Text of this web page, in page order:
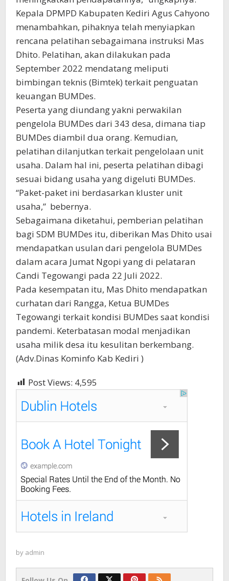
Kepala DPMPD Kabupaten Kediri Agus Cahyono
menambahkan, pihaknya telah menyiapkan
rencana pelatihan sebagaimana instruksi Mas
Dhito. Pelatihan, akan dilakukan pada
September 2022 mendatang meliputi
bimbingan teknis (Bimtek) terkait penguatan
keuangan BUMDes.
Peserta yang diundang yakni perwakilan
pengelola BUMDes dari 343 desa, dimana tiap
BUMDes diambil dua orang. Kemudian,
pelatihan dilanjutkan terkait pengelolaan unit
usaha. Dalam hal ini, peserta pelatihan dibagi
sesuai bidang usaha yang digeluti BUMDes.
“Paket-paket ini berdasarkan kluster unit
usaha,” bebernya.
Sebagaimana diketahui, pemberian pelatihan
bagi SDM BUMDes itu, diberikan Mas Dhito usai
mendapatkan usulan dari pengelola BUMDes
dalam acara Jumat Ngopi yang di pelataran
Candi Tegowangi pada 22 Juli 2022.
Pada kesempatan itu, Mas Dhito mendapatkan
curhatan dari Rangga, Ketua BUMDes
Tegowangi terkait kondisi BUMDes saat kondisi
pandemi. Keterbatasan modal menjadikan
usaha milik desa itu kesulitan berkembang.
(Adv.Dinas Kominfo Kab Kediri )
Post Views: 4,595
by admin